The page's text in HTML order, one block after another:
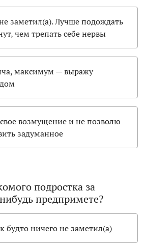
заметил(а). Лучше подождать
чем трепать себе нервы
максимум — выражу
возмущение и не позволю
задуманное
подростка за
предпримете?
будто ничего не заметил(а)